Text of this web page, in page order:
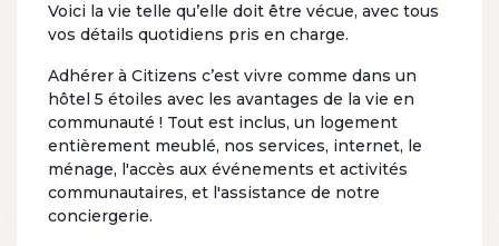
Voici la vie telle qu’elle doit être vécue, avec tous
vos détails quotidiens pris en charge.
Adhérer à Citizens c’est vivre comme dans un
hôtel 5 étoiles avec les avantages de la vie en
communauté ! Tout est inclus, un logement
entièrement meublé, nos services, internet, le
ménage, l'accès aux événements et activités
communautaires, et l'assistance de notre
conciergerie.